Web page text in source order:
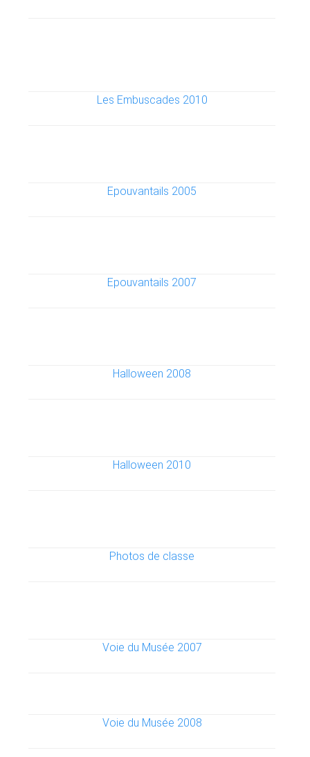
Les Embuscades 2010
Epouvantails 2005
Epouvantails 2007
Halloween 2008
Halloween 2010
Photos de classe
Voie du Musée 2007
Voie du Musée 2008